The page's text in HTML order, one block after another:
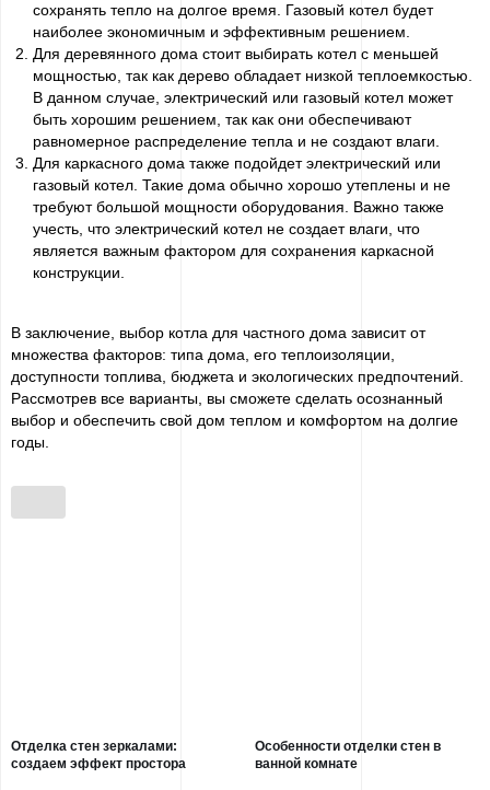
сохранять тепло на долгое время. Газовый котел будет
наиболее экономичным и эффективным решением.
Для деревянного дома стоит выбирать котел с меньшей
мощностью, так как дерево обладает низкой теплоемкостью.
В данном случае, электрический или газовый котел может
быть хорошим решением, так как они обеспечивают
равномерное распределение тепла и не создают влаги.
Для каркасного дома также подойдет электрический или
газовый котел. Такие дома обычно хорошо утеплены и не
требуют большой мощности оборудования. Важно также
учесть, что электрический котел не создает влаги, что
является важным фактором для сохранения каркасной
конструкции.
В заключение, выбор котла для частного дома зависит от
множества факторов: типа дома, его теплоизоляции,
доступности топлива, бюджета и экологических предпочтений.
Рассмотрев все варианты, вы сможете сделать осознанный
выбор и обеспечить свой дом теплом и комфортом на долгие
годы.
Отделка стен зеркалами:
создаем эффект простора
Особенности отделки стен в
ванной комнате